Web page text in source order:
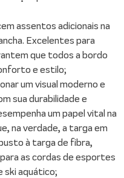
assentos adicionais na
Excelentes para
que todos a bordo
e estilo;
um visual moderno e
sua durabilidade e
um papel vital na
na verdade, a targa em
à targa de fibra,
as cordas de esportes
ski aquático;